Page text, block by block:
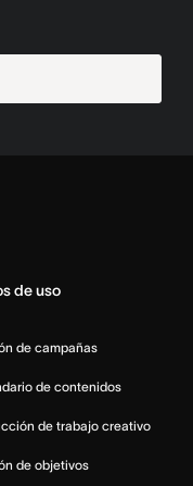
de uso
de campañas
de contenidos
de trabajo creativo
de objetivos